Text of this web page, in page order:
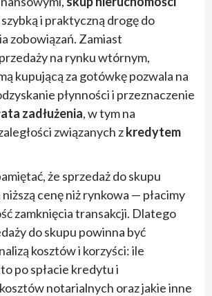
i praktyczną drogę do
zobowiązań. Zamiast
na rynku wtórnym,
kupującą za gotówkę pozwala na
płynności i przeznaczenie
zadłużenia, w tym na
związanych zkredytem
że sprzedaż do skupu
cenę niż rynkowa — płacimy
zamknięcia transakcji. Dlatego
do skupu powinna być
kosztów i korzyści: ile
po spłacie kredytu i
notarialnych oraz jakie inne